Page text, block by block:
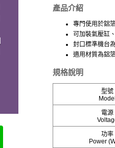
產品介紹
專門使用於鋁
可加裝氣壓缸
封口標準機台
適用材質為鋁
規格說明
型號
電源
功率
Power